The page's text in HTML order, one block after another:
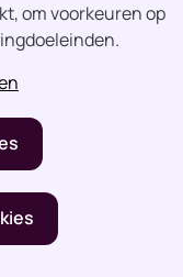
om voorkeuren op